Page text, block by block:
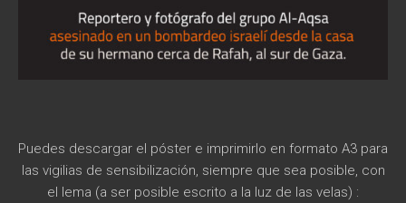
Puedes descargar el póster e imprimirlo en formato A3 para
las vigilias de sensibilización, siempre que sea posible, con
el lema (a ser posible escrito a la luz de las velas) :